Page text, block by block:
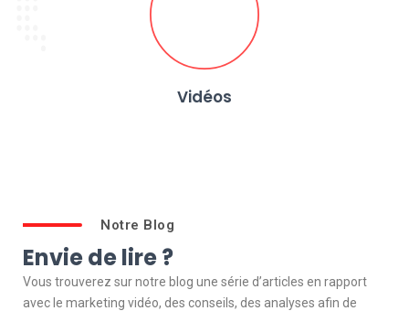
Vidéos
Notre Blog
Envie de lire ?
Vous trouverez sur notre blog une série d’articles en rapport
avec le marketing vidéo, des conseils, des analyses afin de